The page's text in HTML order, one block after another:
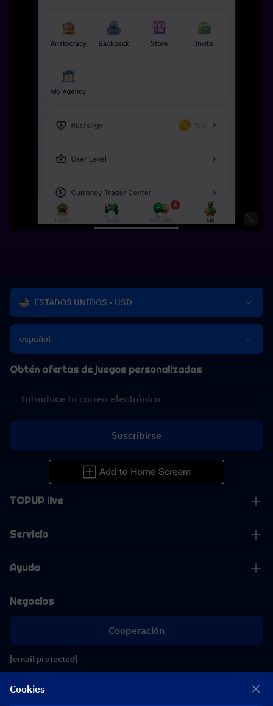
ESTADOS UNIDOS - USD
español
TOPUP live
Servicio
Ayuda
Negocios
Cooperación
[email protected]
Obtén ofertas de juegos personalizadas
Suscribirse
Cookies